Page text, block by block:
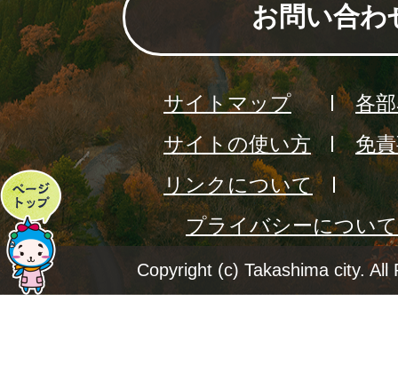
ペ
ー
ジ
お問い合わ
サイトマップ
各
サイトの使い方
免
リンクについて
プライバシーについて
Copyright (c) Takashima city. All